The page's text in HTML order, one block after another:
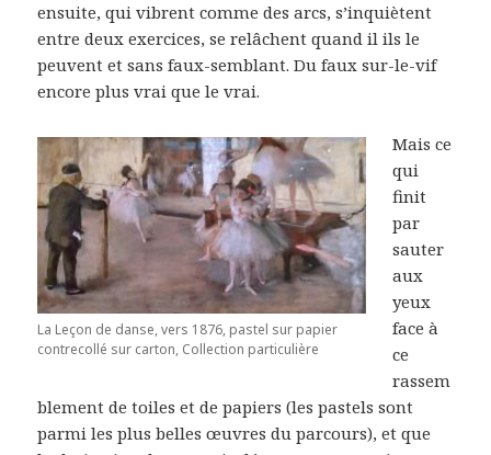
ensuite, qui vibrent comme des arcs, s’inquiètent
entre deux exercices, se relâchent quand il ils le
peuvent et sans faux-semblant. Du faux sur-le-vif
encore plus vrai que le vrai.
La Leçon de danse, vers 1876, pastel sur papier
contrecollé sur carton, Collection particulière
Mais ce
qui
finit
par
sauter
aux
yeux
face à
ce
rassem
blement de toiles et de papiers (les pastels sont
parmi les plus belles œuvres du parcours), et que